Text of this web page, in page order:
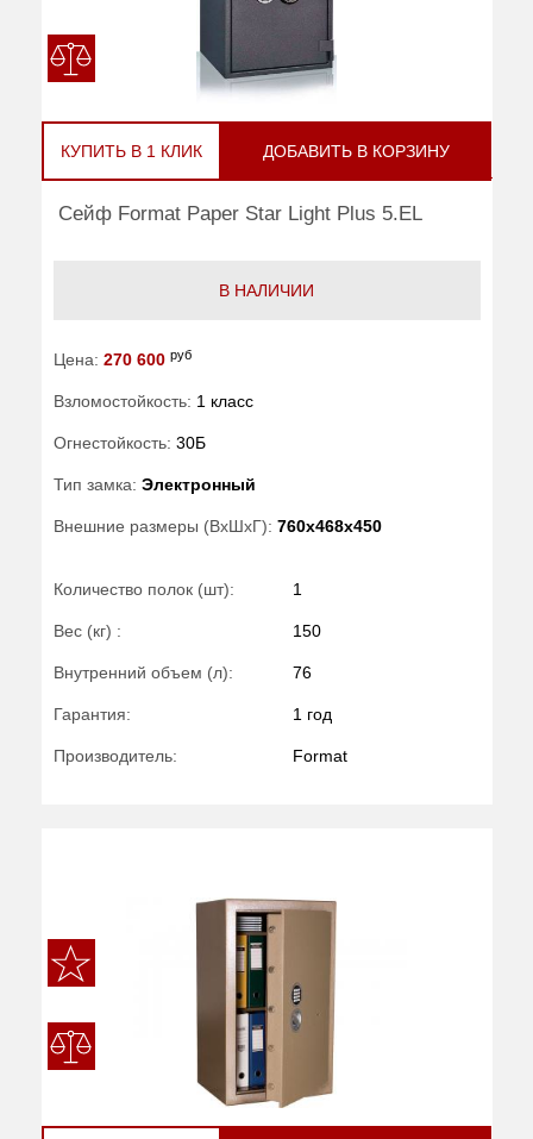
КУПИТЬ В 1 КЛИК ДОБАВИТЬ В КОРЗИНУ
Сейф Format Paper Star Light Plus 5.EL
В НАЛИЧИИ
Цена: 270 600 руб
Взломостойкость: 1 класс
Огнестойкость: 30Б
Тип замка: Электронный
Внешние размеры (ВхШхГ): 760x468x450
Количество полок (шт): 1
Вес (кг) : 150
Внутренний объем (л): 76
Гарантия: 1 год
Производитель: Format